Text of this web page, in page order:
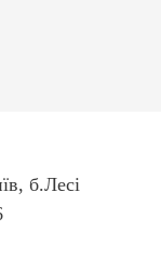
б.Лесі